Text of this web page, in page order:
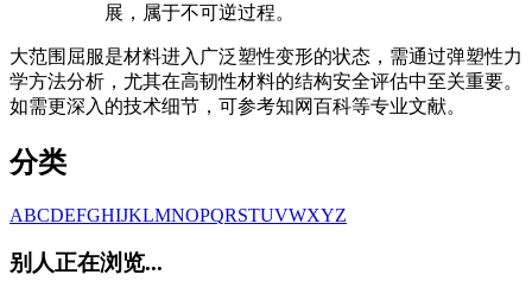
展，属于不可逆过程。
大范围屈服是材料进入广泛塑性变形的状态，需通过弹塑性力
学方法分析，尤其在高韧性材料的结构安全评估中至关重要。
如需更深入的技术细节，可参考知网百科等专业文献。
分类
ABCDEFGHIJKLMNOPQRSTUVWXYZ
别人正在浏览...